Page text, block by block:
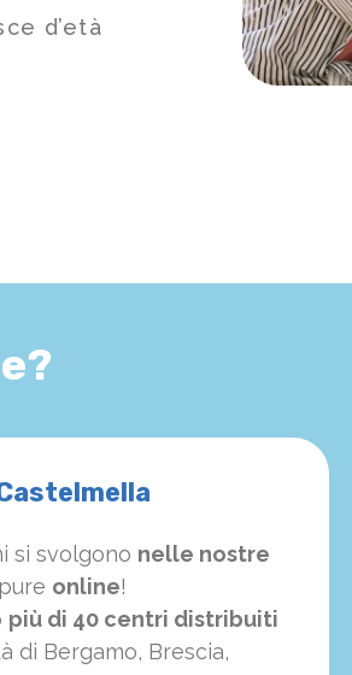
d’età
si svolgono nelle nostre
online!
più di 40 centri distribuiti
di Bergamo, Brescia,